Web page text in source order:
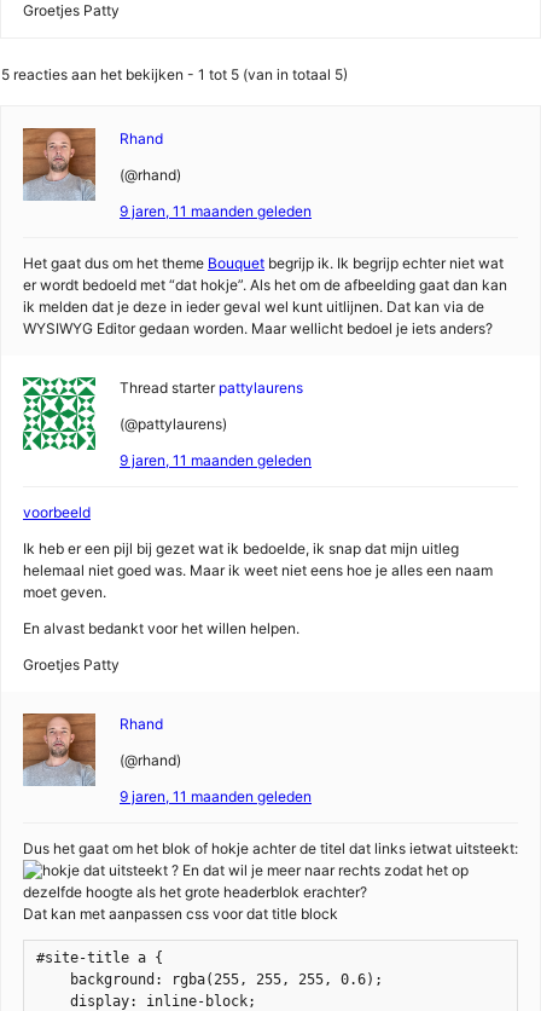
Groetjes Patty
5 reacties aan het bekijken - 1 tot 5 (van in totaal 5)
Rhand
(@rhand)
9 jaren, 11 maanden geleden
Het gaat dus om het theme Bouquet begrijp ik. Ik begrijp echter niet wat
er wordt bedoeld met “dat hokje”. Als het om de afbeelding gaat dan kan
ik melden dat je deze in ieder geval wel kunt uitlijnen. Dat kan via de
WYSIWYG Editor gedaan worden. Maar wellicht bedoel je iets anders?
Thread starter pattylaurens
(@pattylaurens)
9 jaren, 11 maanden geleden
voorbeeld
Ik heb er een pijl bij gezet wat ik bedoelde, ik snap dat mijn uitleg
helemaal niet goed was. Maar ik weet niet eens hoe je alles een naam
moet geven.
En alvast bedankt voor het willen helpen.
Groetjes Patty
Rhand
(@rhand)
9 jaren, 11 maanden geleden
Dus het gaat om het blok of hokje achter de titel dat links ietwat uitsteekt:
? En dat wil je meer naar rechts zodat het op
dezelfde hoogte als het grote headerblok erachter?
Dat kan met aanpassen css voor dat title block
#site-title a {
    background: rgba(255, 255, 255, 0.6);
    display: inline-block;